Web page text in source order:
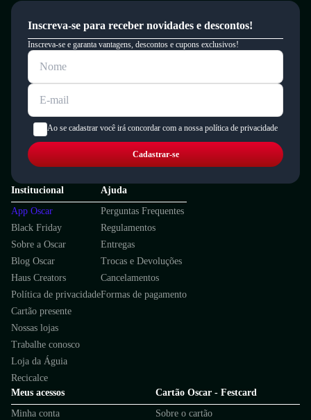
Inscreva-se para receber novidades e descontos!
Inscreva-se e garanta vantagens, descontos e cupons exclusivos!
Ao se cadastrar você irá concordar com a nossa política de privacidade
Cadastrar-se
Institucional
App Oscar
Black Friday
Sobre a Oscar
Blog Oscar
Haus Creators
Política de privacidade
Cartão presente
Nossas lojas
Trabalhe conosco
Loja da Águia
Recicalce
Ajuda
Perguntas Frequentes
Regulamentos
Entregas
Trocas e Devoluções
Cancelamentos
Formas de pagamento
Meus acessos
Minha conta
Cartão Oscar - Festcard
Sobre o cartão